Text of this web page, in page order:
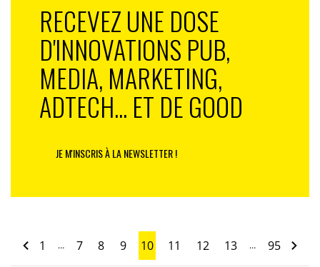
RECEVEZ UNE DOSE
D'INNOVATIONS PUB,
MEDIA, MARKETING,
ADTECH... ET DE GOOD
JE M'INSCRIS À LA NEWSLETTER !
1 … 7 8 9 10 11 12 13 … 95